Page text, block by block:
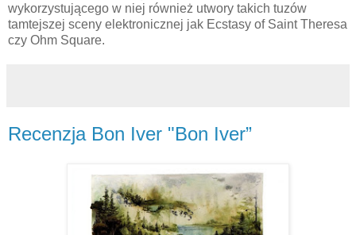
wykorzystującego w niej również utwory takich tuzów
tamtejszej sceny elektronicznej jak Ecstasy of Saint Theresa
czy Ohm Square.
Recenzja Bon Iver "Bon Iver”